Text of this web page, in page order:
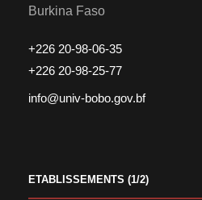
Burkina Faso
+226 20-98-06-35
+226 20-98-25-77
info@univ-bobo.gov.bf
ETABLISSEMENTS (1/2)